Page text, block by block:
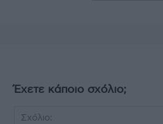
Έχετε κάποιο σχόλιο;